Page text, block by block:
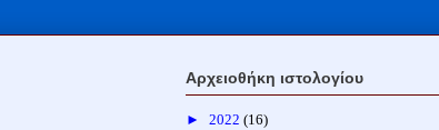
Αρχειοθήκη ιστολογίου
► 2022 (16)